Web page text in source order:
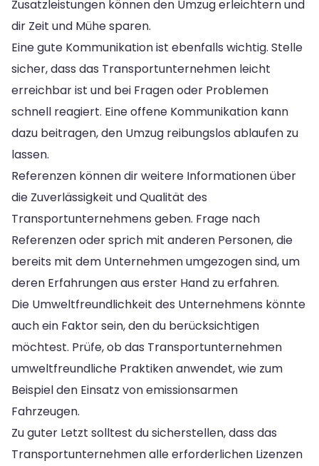
Zusatzleistungen können den Umzug erleichtern und
dir Zeit und Mühe sparen.
Eine gute Kommunikation ist ebenfalls wichtig. Stelle
sicher, dass das Transportunternehmen leicht
erreichbar ist und bei Fragen oder Problemen
schnell reagiert. Eine offene Kommunikation kann
dazu beitragen, den Umzug reibungslos ablaufen zu
lassen.
Referenzen können dir weitere Informationen über
die Zuverlässigkeit und Qualität des
Transportunternehmens geben. Frage nach
Referenzen oder sprich mit anderen Personen, die
bereits mit dem Unternehmen umgezogen sind, um
deren Erfahrungen aus erster Hand zu erfahren.
Die Umweltfreundlichkeit des Unternehmens könnte
auch ein Faktor sein, den du berücksichtigen
möchtest. Prüfe, ob das Transportunternehmen
umweltfreundliche Praktiken anwendet, wie zum
Beispiel den Einsatz von emissionsarmen
Fahrzeugen.
Zu guter Letzt solltest du sicherstellen, dass das
Transportunternehmen alle erforderlichen Lizenzen